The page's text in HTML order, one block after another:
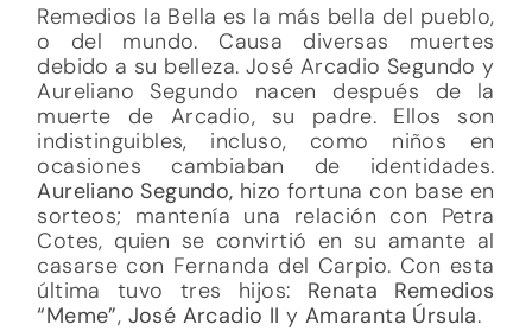
Remedios la Bella es la más bella del pueblo,
o del mundo. Causa diversas muertes
debido a su belleza. José Arcadio Segundo y
Aureliano Segundo nacen después de la
muerte de Arcadio, su padre. Ellos son
indistinguibles, incluso, como niños en
ocasiones cambiaban de identidades.
Aureliano Segundo, hizo fortuna con base en
sorteos; mantenía una relación con Petra
Cotes, quien se convirtió en su amante al
casarse con Fernanda del Carpio. Con esta
última tuvo tres hijos: Renata Remedios
“Meme”, José Arcadio II y Amaranta Úrsula.